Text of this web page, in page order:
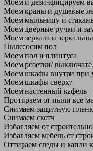
Моем и дезинфицируем
Моем краны и душевые
Моем мыльницу и
Моем дверные ручки и
Моем зеркала и
Пылесосим пол
Моем пол и плинтуса
Моем розетки/
Моем шкафы внутри при
Моем шкафы сверху
Моем настенный кафель
Протираем от пыли все
Снимаем защитную
Снимаем скотч
Избавляем от
Избавляем мебель от
Оттираем следы и капли